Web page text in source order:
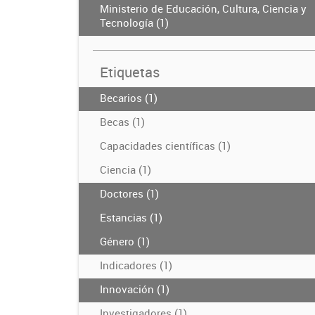
Ministerio de Educación, Cultura, Ciencia y
Tecnología (1)
Etiquetas
Becarios (1)
Becas (1)
Capacidades científicas (1)
Ciencia (1)
Doctores (1)
Estancias (1)
Género (1)
Indicadores (1)
Innovación (1)